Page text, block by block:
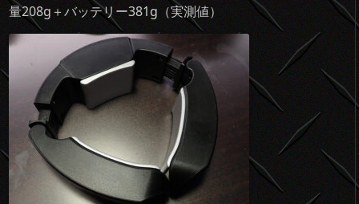
量208g＋バッテリー381g（実測値）